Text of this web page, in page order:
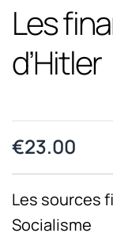
Les
d’Hitler
€23.00
Les sources
Socialisme